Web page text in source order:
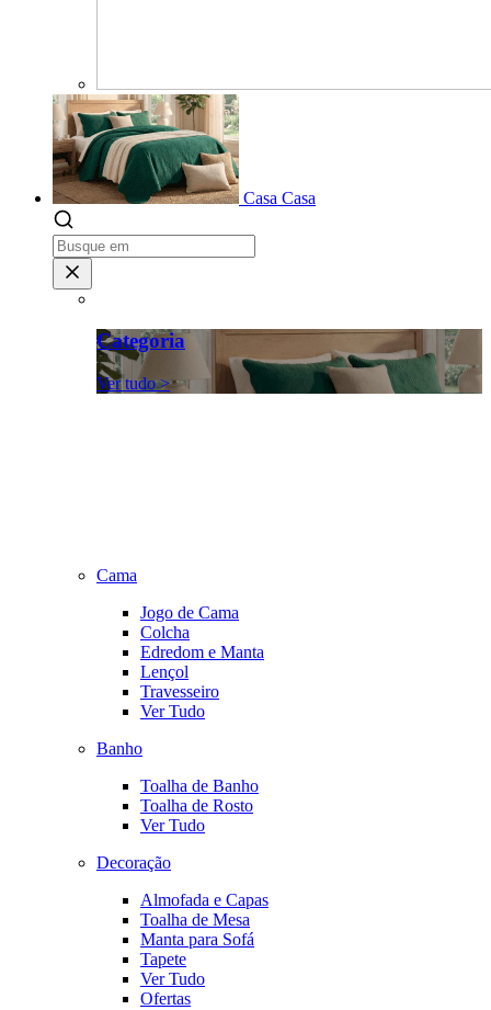
Casa Casa
Categoria
Ver tudo >
Cama
Jogo de Cama
Colcha
Edredom e Manta
Lençol
Travesseiro
Ver Tudo
Banho
Toalha de Banho
Toalha de Rosto
Ver Tudo
Decoração
Almofada e Capas
Toalha de Mesa
Manta para Sofá
Tapete
Ver Tudo
Ofertas